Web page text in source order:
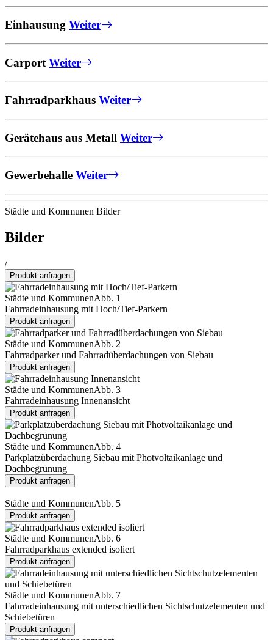
Einhausung Weiter
Carport Weiter
Fahrradparkhaus Weiter
Gerätehaus aus Metall Weiter
Gewerbehalle Weiter
Städte und Kommunen Bilder
Bilder
/
Produkt anfragen
Städte und KommunenAbb. 1
Fahrradeinhausung mit Hoch/Tief-Parkern
Produkt anfragen
Städte und KommunenAbb. 2
Fahrradparker und Fahrradüberdachungen von Siebau
Produkt anfragen
Städte und KommunenAbb. 3
Fahrradeinhausung Innenansicht
Produkt anfragen
Städte und KommunenAbb. 4
Parkplatzüberdachung Siebau mit Photvoltaikanlage und
Dachbegrünung
Produkt anfragen
Städte und KommunenAbb. 5
Produkt anfragen
Städte und KommunenAbb. 6
Fahrradparkhaus extended isoliert
Produkt anfragen
Städte und KommunenAbb. 7
Fahrradeinhausung mit unterschiedlichen Sichtschutzelementen und
Schiebetüren
Produkt anfragen